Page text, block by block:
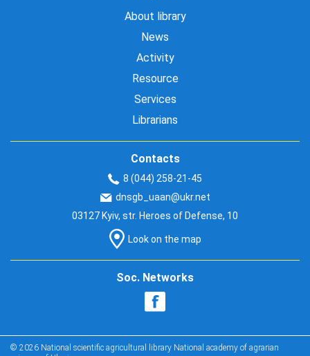
About library
News
Activity
Resource
Services
Librarians
Contacts
8 (044) 258-21-45
dnsgb_uaan@ukr.net
03127 Kyiv, str. Heroes of Defense, 10
Look on the map
Soc. Networks
© 2026 National scientific agricultural library National academy of agrarian